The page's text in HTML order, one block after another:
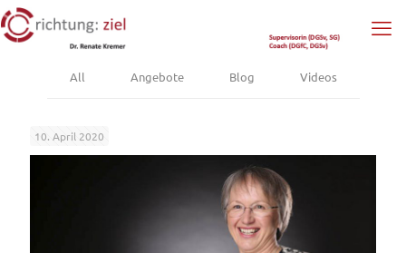
All Angebote Blog Videos
10. April 2020